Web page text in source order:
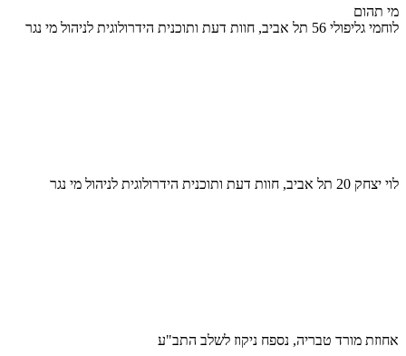
מי תהום
לוחמי גליפולי 56 תל אביב, חוות דעת ותוכנית הידרולוגית לניהול מי נגר
לוי יצחק 20 תל אביב, חוות דעת ותוכנית הידרולוגית לניהול מי נגר
אחוזת מורד טבריה, נספח ניקוז לשלב התב"ע